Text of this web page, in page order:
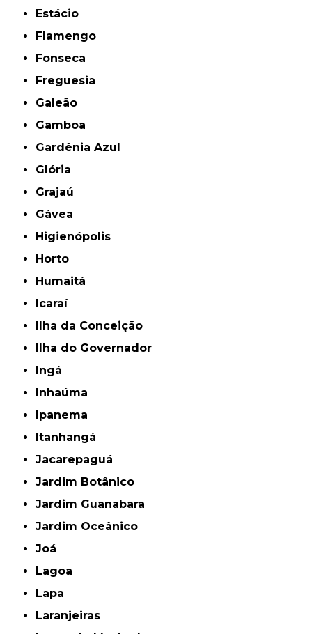
Estácio
Flamengo
Fonseca
Freguesia
Galeão
Gamboa
Gardênia Azul
Glória
Grajaú
Gávea
Higienópolis
Horto
Humaitá
Icaraí
Ilha da Conceição
Ilha do Governador
Ingá
Inhaúma
Ipanema
Itanhangá
Jacarepaguá
Jardim Botânico
Jardim Guanabara
Jardim Oceânico
Joá
Lagoa
Lapa
Laranjeiras